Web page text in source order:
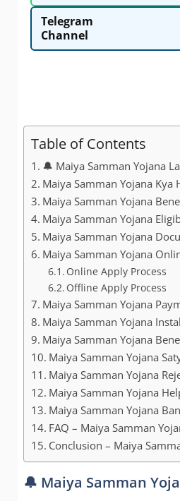
Telegram
Channel
Table of Contents
🔔 Maiya Samman Yojana
Maiya Samman Yojana Kya
Maiya Samman Yojana
Maiya Samman Yojana
Maiya Samman Yojana
Maiya Samman Yojana
Online Apply Process
Offline Apply Process
Maiya Samman Yojana
Maiya Samman Yojana
Maiya Samman Yojana
Maiya Samman Yojana
Maiya Samman Yojana
Maiya Samman Yojana
Maiya Samman Yojana
FAQ – Maiya Samman
Conclusion – Maiya
🔔 Maiya Samman